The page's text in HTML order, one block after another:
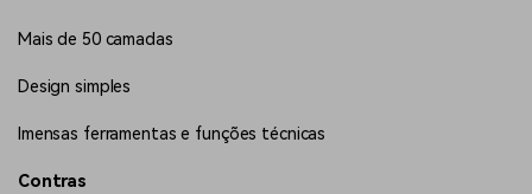
Mais de 50 camadas
Design simples
Imensas ferramentas e funções técnicas
Contras